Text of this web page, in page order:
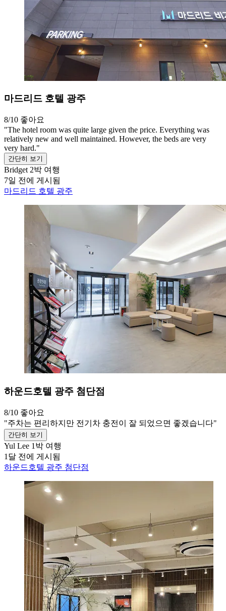
마드리드 호텔 광주
8/10 좋아요
"The hotel room was quite large given the price. Everything was
relatively new and well maintained. However, the beds are very
very hard."
간단히 보기
Bridget 2박 여행
7일 전에 게시됨
마드리드 호텔 광주
하운드호텔 광주 첨단점
8/10 좋아요
"주차는 편리하지만 전기차 충전이 잘 되었으면 좋겠습니다"
간단히 보기
Yul Lee 1박 여행
1달 전에 게시됨
하운드호텔 광주 첨단점